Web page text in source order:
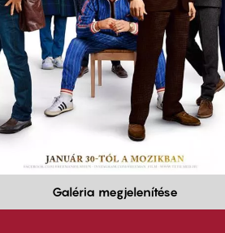
Galéria megjelenítése